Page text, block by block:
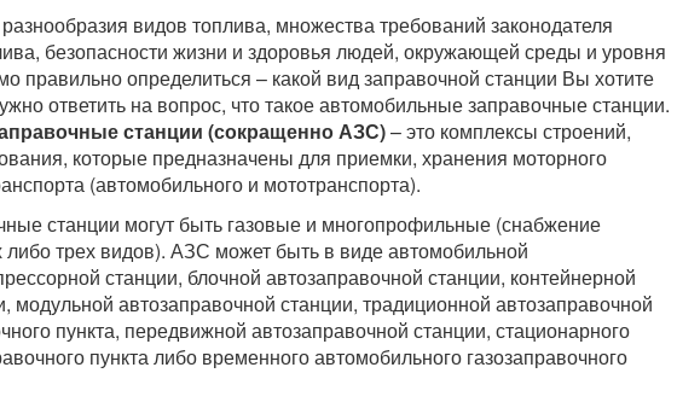
видов топлива, множества требований законодателя
безопасности жизни и здоровья людей, окружающей среды и уровня
правильно определиться – какой вид заправочной станции Вы хотите
ответить на вопрос, что такое автомобильные заправочные станции.
станции (сокращенно АЗС)– это комплексы строений,
которые предназначены для приемки, хранения моторного
(автомобильного и мототранспорта).
станции могут быть газовые и многопрофильные (снабжение
трех видов). АЗС может быть в виде автомобильной
станции, блочной автозаправочной станции, контейнерной
модульной автозаправочной станции, традиционной автозаправочной
пункта, передвижной автозаправочной станции, стационарного
пункта либо временного автомобильного газозаправочного